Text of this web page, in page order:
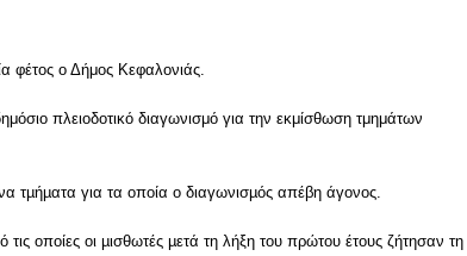
φέτος ο Δήμος Κεφαλονιάς.
πλειοδοτικό διαγωνισμό για την εκμίσθωση τμημάτων
τµήµατα για τα οποία ο διαγωνισµός απέβη άγονος.
οποίες οι µισθωτές µετά τη λήξη του πρώτου έτους ζήτησαν τη